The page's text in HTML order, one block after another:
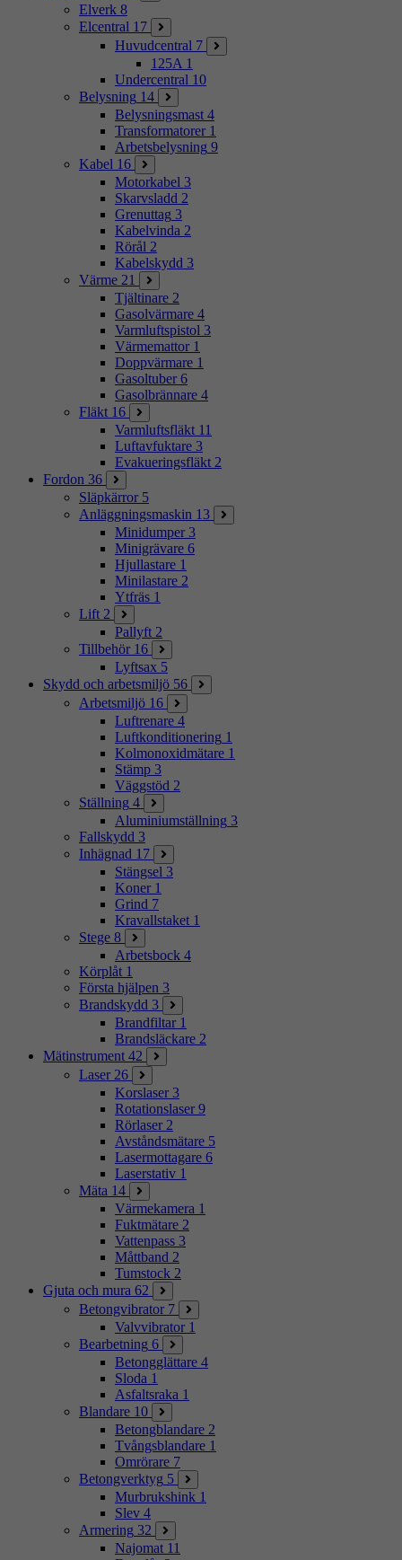
Elverk 8
Elcentral 17
Huvudcentral 7
125A 1
Undercentral 10
Belysning 14
Belysningsmast 4
Transformatorer 1
Arbetsbelysning 9
Kabel 16
Motorkabel 3
Skarvsladd 2
Grenuttag 3
Kabelvinda 2
Rörål 2
Kabelskydd 3
Värme 21
Tjältinare 2
Gasolvärmare 4
Varmluftspistol 3
Värmemattor 1
Doppvärmare 1
Gasoltuber 6
Gasolbrännare 4
Fläkt 16
Varmluftsfläkt 11
Luftavfuktare 3
Evakueringsfläkt 2
Fordon 36
Släpkärror 5
Anläggningsmaskin 13
Minidumper 3
Minigrävare 6
Hjullastare 1
Minilastare 2
Ytfräs 1
Lift 2
Pallyft 2
Tillbehör 16
Lyftsax 5
Skydd och arbetsmiljö 56
Arbetsmiljö 16
Luftrenare 4
Luftkonditionering 1
Kolmonoxidmätare 1
Stämp 3
Väggstöd 2
Ställning 4
Aluminiumställning 3
Fallskydd 3
Inhägnad 17
Stängsel 3
Koner 1
Grind 7
Kravallstaket 1
Stege 8
Arbetsbock 4
Körplåt 1
Första hjälpen 3
Brandskydd 3
Brandfiltar 1
Brandsläckare 2
Mätinstrument 42
Laser 26
Korslaser 3
Rotationslaser 9
Rörlaser 2
Avståndsmätare 5
Lasermottagare 6
Laserstativ 1
Mäta 14
Värmekamera 1
Fuktmätare 2
Vattenpass 3
Måttband 2
Tumstock 2
Gjuta och mura 62
Betongvibrator 7
Valvvibrator 1
Bearbetning 6
Betongglättare 4
Sloda 1
Asfaltsraka 1
Blandare 10
Betongblandare 2
Tvångsblandare 1
Omrörare 7
Betongverktyg 5
Murbrukshink 1
Slev 4
Armering 32
Najomat 11